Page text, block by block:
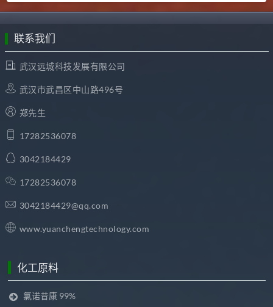
联系我们
武汉远城科技发展有限公司
武汉市武昌区中山路496号
郑先生
17282536078
3042184429
17282536078
3042184429@qq.com
www.yuanchengtechnology.com
化工原料
氯诺昔康 99%